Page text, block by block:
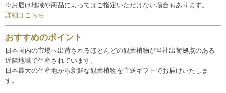
※お届け地域や商品によってはご指定いただけない場合もあります。
詳細はこちら
おすすめのポイント
日本国内の市場へ出荷されるほとんどの観葉植物が当社出荷拠点のある
近隣地域で生産されています。
日本最大の生産地から新鮮な観葉植物を直送ギフトでお届けいたしま
す。